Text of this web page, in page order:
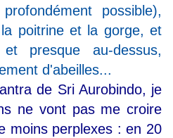
possible),
poitrine et la gorge, et
presque au-dessus,
d'abeilles...
de Sri Aurobindo, je
ne vont pas me croire
moins perplexes : en 20